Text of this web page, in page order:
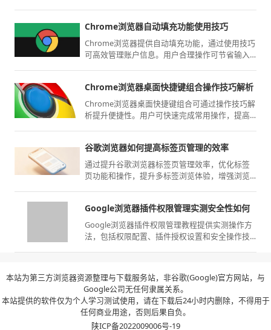
资源的上网方案。
Chrome浏览器自动填充功能使用技巧
Chrome浏览器提供自动填充功能，通过使用技巧
可高效管理账户信息。用户合理操作可节省输入
Chrome浏览器桌面快捷键组合操作技巧解析
Chrome浏览器桌面快捷键组合可通过操作技巧解
析提升便捷性。用户可快速完成常用操作，提高
谷歌浏览器如何提高标签页管理的效率
通过提升谷歌浏览器标签页管理效率，优化标签
页功能和操作，提升多标签浏览体验，增强浏览
Google浏览器插件权限管理实测安全性如何
Google浏览器插件权限管理教程提供实测操作方
法，包括权限配置、插件授权设置和安全操作技
本站为第三方浏览器资源整理与下载服务站，非谷歌(Google)官方网站，与
Google公司无任何隶属关系。
本站提供的软件仅为个人学习测试使用，请在下载后24小时内删除，不得用于
任何商业用途，否则后果自负。
陕ICP备2022009006号-19